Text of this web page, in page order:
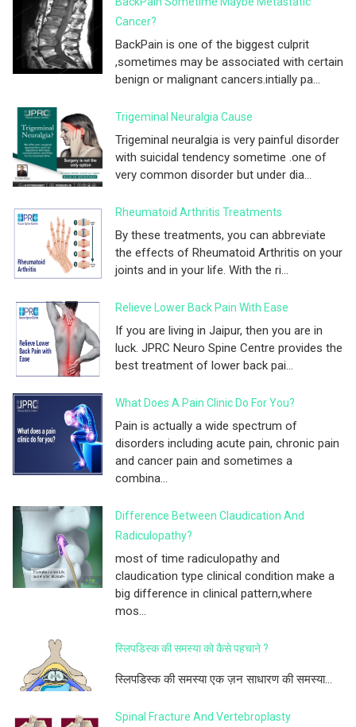
Cancer?
BackPain is one of the biggest culprit
,sometimes may be associated with certain
benign or malignant cancers.intially pa...
Trigeminal Neuralgia Cause
Trigeminal neuralgia is very painful disorder
with suicidal tendency sometime .one of
very common disorder but under dia...
Rheumatoid Arthritis Treatments
By these treatments, you can abbreviate
the effects of Rheumatoid Arthritis on your
joints and in your life. With the ri...
Relieve Lower Back Pain With Ease
If you are living in Jaipur, then you are in
luck. JPRC Neuro Spine Centre provides the
best treatment of lower back pai...
What Does A Pain Clinic Do For You?
Pain is actually a wide spectrum of
disorders including acute pain, chronic pain
and cancer pain and sometimes a
combina...
Difference Between Claudication And
Radiculopathy?
most of time radiculopathy and
claudication type clinical condition make a
big difference in clinical pattern,where
mos...
स्लिपडिस्क की समस्या को कैसे पहचाने ?
स्लिपडिस्क की समस्या एक ज़न साधारण की समस्या...
Spinal Fracture And Vertebroplasty